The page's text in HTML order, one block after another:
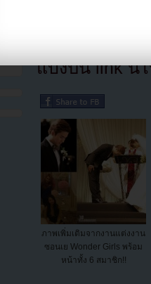
ตอนนี้แฟนๆสามารถ
แบ่งปัน link นี้
ภาพเพิ่มเติมจากงานแต่งงาน
ซอนเย Wonder Girls พร้อม
หน้าทั้ง 6 สมาชิก!!